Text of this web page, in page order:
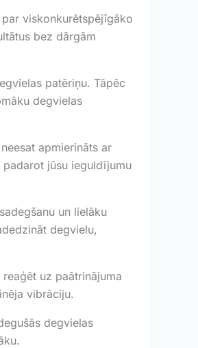
viskonkurētspējīgāko
bez dārgām
patēriņu. Tāpēc
degvielas
apmierināts ar
padarot jūsu ieguldījumu
un lielāku
degvielu,
uz paātrinājuma
vibrāciju.
degvielas